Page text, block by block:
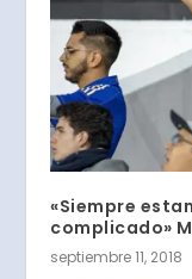
«Siempre
complicado»
septiembre 11, 2018